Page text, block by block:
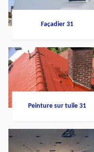
Façadier 31
Peinture sur tuile 31